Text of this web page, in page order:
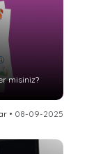
misiniz?
• 08-09-2025